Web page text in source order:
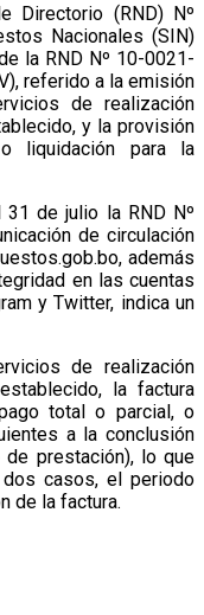
Directorio (RND) Nº
Nacionales (SIN)
la RND Nº 10-0021-
referido a la emisión
de realización
y la provisión
liquidación para la
de julio la RND Nº
de circulación
además
en las cuentas
y Twitter, indica un
de realización
la factura
total o parcial, o
a la conclusión
prestación), lo que
casos, el periodo
de la factura.